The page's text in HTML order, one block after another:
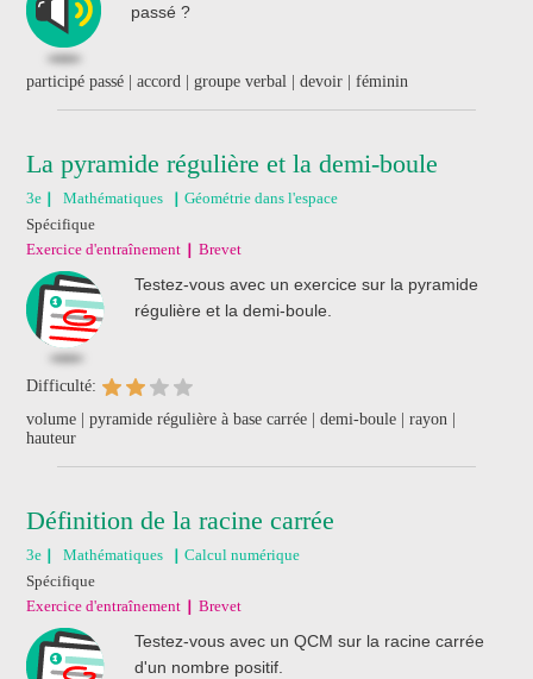
passé ?
participé passé | accord | groupe verbal | devoir | féminin
La pyramide régulière et la demi-boule
3e Mathématiques
Géométrie dans l'espace
Spécifique
Exercice d'entraînement
Brevet
Testez-vous avec un exercice sur la pyramide
régulière et la demi-boule.
Difficulté:
volume | pyramide régulière à base carrée | demi-boule | rayon |
hauteur
Définition de la racine carrée
3e Mathématiques
Calcul numérique
Spécifique
Exercice d'entraînement
Brevet
Testez-vous avec un QCM sur la racine carrée
d'un nombre positif.